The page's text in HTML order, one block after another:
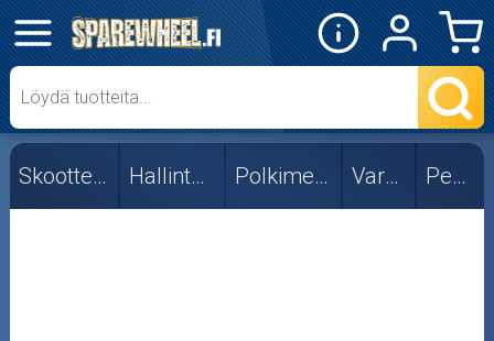
✕
Mopon osat
Skootterin osat
CPI/Keeway
Skootterin osat Hallintalaitteet Polkimet ja osat Varaosat Peugeot